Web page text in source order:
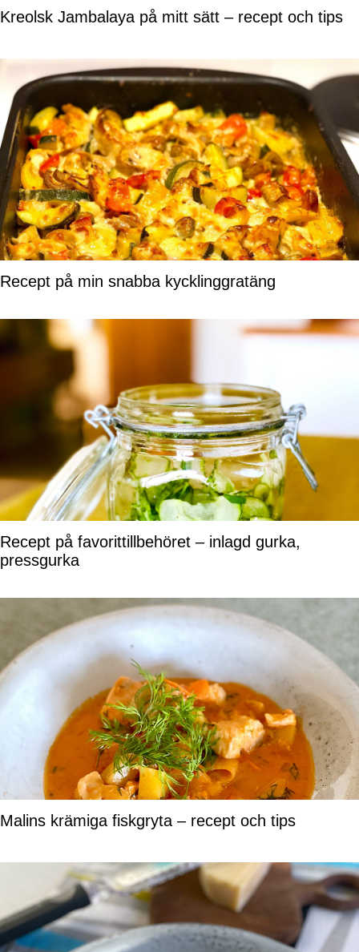
Kreolsk Jambalaya på mitt sätt – recept och tips
Recept på min snabba kycklinggratäng
Recept på favorittillbehöret – inlagd gurka,
pressgurka
Malins krämiga fiskgryta – recept och tips